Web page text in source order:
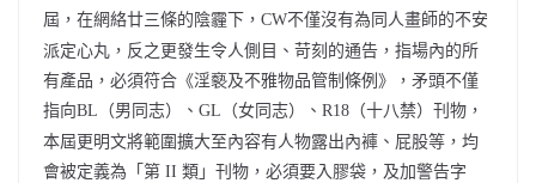
屆，在網絡廿三條的陰霾下， CW不僅沒有為同人畫師的不安
派定心丸，反之更發生令人側目、苛刻的通告，指場內的所
有產品，必須符合《淫褻及不雅物品管制條例》，矛頭不僅
指向BL （男同志）、 GL （女同志）、 R18 （十八禁）刊物，
本屆更明文將範圍擴大至內容有人物露出內褲、屁股等，均
會被定義為「第 II 類」刊物，必須要入膠袋，及加警告字